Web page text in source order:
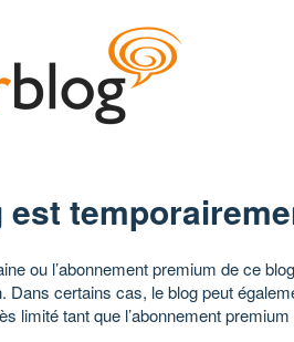
est
ou l’abonnement premium de ce
Dans certains cas, le blog peut
limité tant que l’abonnement premium